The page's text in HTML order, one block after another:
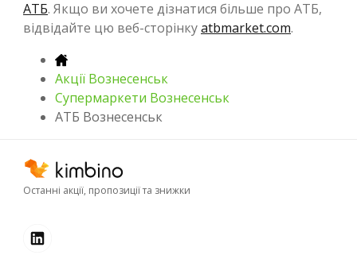
АТБ. Якщо ви хочете дізнатися більше про АТБ,
відвідайте цю веб-сторінкуatbmarket.com.
Акції Вознесенськ
Супермаркети Вознесенськ
АТБ Вознесенськ
Останні акції, пропозиції та знижки